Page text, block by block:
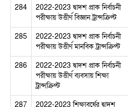
284
2022-2023 দ্বাদশ প্রাক নির্বাচনী
পরীক্ষায় উত্তীর্ণ বিজ্ঞান ট্রান্সক্রিপ্ট
285
2022-2023 দ্বাদশ প্রাক নির্বাচনী
পরীক্ষায় উত্তীর্ণ মানবিক ট্রান্সক্রিপ্ট
286
2022-2023 দ্বাদশ প্রাক নির্বাচনী
পরীক্ষায় উত্তীর্ণ ব্যবসায় শিক্ষা
ট্রান্সক্রিপ্ট
287 2022-2023 শিক্ষাবর্ষের দ্বাদশ